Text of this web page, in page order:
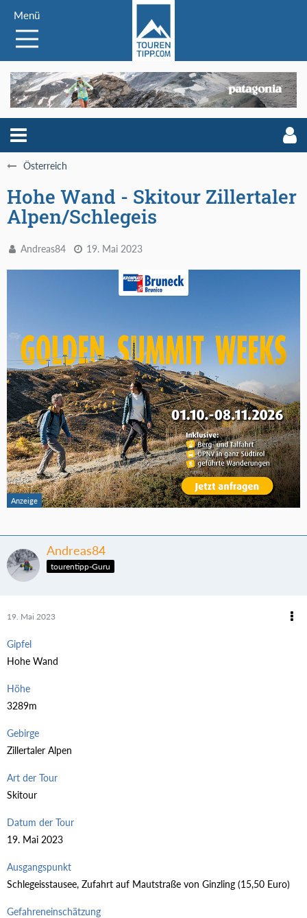
Menü
Österreich
Hohe Wand - Skitour Zillertaler
Alpen/Schlegeis
Andreas84 19. Mai 2023
Andreas84
tourentipp-Guru
19. Mai 2023
Gipfel
Hohe Wand
Höhe
3289m
Gebirge
Zillertaler Alpen
Art der Tour
Skitour
Datum der Tour
19. Mai 2023
Ausgangspunkt
Schlegeisstausee, Zufahrt auf Mautstraße von Ginzling (15,50 Euro)
Gefahreneinschätzung